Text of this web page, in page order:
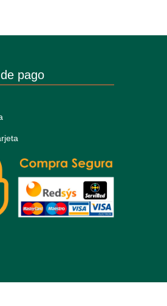
pago